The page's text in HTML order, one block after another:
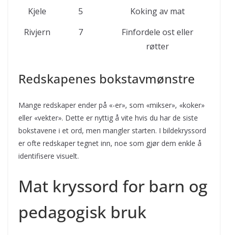
Kjele
5
Koking av mat
Rivjern
7
Finfordele ost eller
røtter
Redskapenes bokstavmønstre
Mange redskaper ender på «-er», som «mikser», «koker»
eller «vekter». Dette er nyttig å vite hvis du har de siste
bokstavene i et ord, men mangler starten. I bildekryssord
er ofte redskaper tegnet inn, noe som gjør dem enkle å
identifisere visuelt.
Mat kryssord for barn og
pedagogisk bruk